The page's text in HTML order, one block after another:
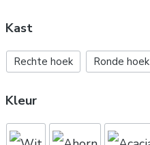
Kast
Rechte hoek Ronde hoek
Kleur